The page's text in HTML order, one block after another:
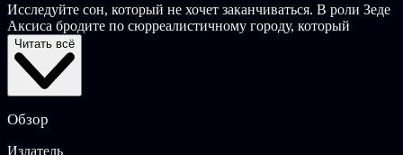
Исследуйте сон, который не хочет заканчиваться. В роли Зеде
Аксиса бродите по сюрреалистичному городу, который
кажется одновременно живым и призрачным, наполненным
цифровыми гражданами и абсурдной инфраструктурой.
Сможете ли вы найти выход? Выход из мира, который помнит
вас лучше, чем вы помните его?
Войдите в город, сформированный памятью и кодом, где
Читать всё
Обзор
Издатель